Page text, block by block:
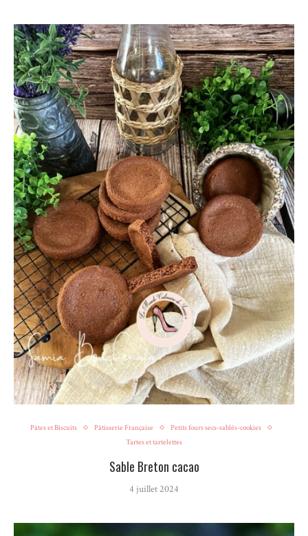
Pâtes et Biscuits Pâtisserie Française
Petits fours secs-sablés-cookies
Tartes et tartelettes
Sable Breton cacao
4 juillet 2024